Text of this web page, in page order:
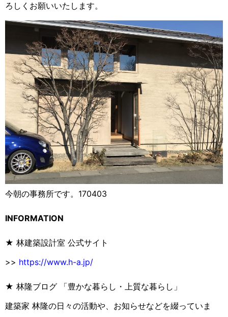
ろしくお願いいたします。
今朝の事務所です。170403
INFORMATION
★ 林建築設計室 公式サイト
>> https://www.h-a.jp/
★ 林隆ブログ 「豊かな暮らし・上質な暮らし」
建築家 林隆の日々の活動や、お知らせなどを綴っていま